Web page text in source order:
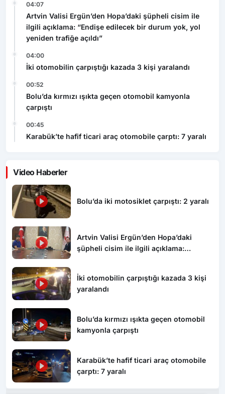
04:07
Artvin Valisi Ergün’den Hopa’daki şüpheli cisim ile
ilgili açıklama: “Endişe edilecek bir durum yok, yol
yeniden trafiğe açıldı”
04:00
İki otomobilin çarpıştığı kazada 3 kişi yaralandı
00:52
Bolu’da kırmızı ışıkta geçen otomobil kamyonla
çarpıştı
00:45
Karabük’te hafif ticari araç otomobile çarptı: 7 yaralı
Video Haberler
Bolu’da iki motosiklet çarpıştı: 2 yaralı
Artvin Valisi Ergün’den Hopa’daki
şüpheli cisim ile ilgili açıklama:
İki otomobilin çarpıştığı kazada 3 kişi
yaralandı
Bolu’da kırmızı ışıkta geçen otomobil
kamyonla çarpıştı
Karabük’te hafif ticari araç otomobile
çarptı: 7 yaralı